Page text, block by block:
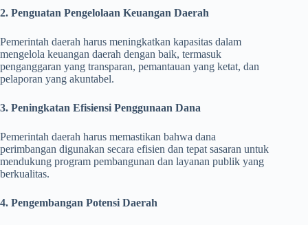
2. Penguatan Pengelolaan Keuangan Daerah
Pemerintah daerah harus meningkatkan kapasitas dalam
mengelola keuangan daerah dengan baik, termasuk
penganggaran yang transparan, pemantauan yang ketat, dan
pelaporan yang akuntabel.
3. Peningkatan Efisiensi Penggunaan Dana
Pemerintah daerah harus memastikan bahwa dana
perimbangan digunakan secara efisien dan tepat sasaran untuk
mendukung program pembangunan dan layanan publik yang
berkualitas.
4. Pengembangan Potensi Daerah